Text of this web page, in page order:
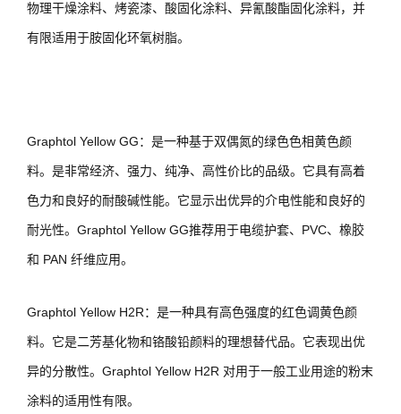
物理干燥涂料、烤瓷漆、酸固化涂料、异氰酸酯固化涂料，并
有限适用于胺固化环氧树脂。
Graphtol Yellow GG：是一种基于双偶氮的绿色色相黄色颜
料。是非常经济、强力、纯净、高性价比的品级。它具有高着
色力和良好的耐酸碱性能。它显示出优异的介电性能和良好的
耐光性。Graphtol Yellow GG推荐用于电缆护套、PVC、橡胶
和 PAN 纤维应用。
Graphtol Yellow H2R：是一种具有高色强度的红色调黄色颜
料。它是二芳基化物和铬酸铅颜料的理想替代品。它表现出优
异的分散性。Graphtol Yellow H2R 对用于一般工业用途的粉末
涂料的适用性有限。